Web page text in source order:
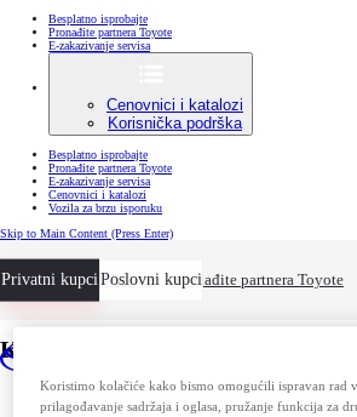
Besplatno isprobajte
Pronađite partnera Toyote
E-zakazivanje servisa
Cenovnici i katalozi
Korisnička podrška
Besplatno isprobajte
Pronađite partnera Toyote
E-zakazivanje servisa
Cenovnici i katalozi
Vozila za brzu isporuku
Skip to Main Content (Press Enter)
Privatni kupciPoslovni kupci
Besplatno isprobajte Pronađite partnera Toyote
Kako smanjujemo količinu
Koristimo kolačiće kako bismo omogućili ispravan rad
prilagođavanje sadržaja i oglasa, pružanje funkcija za